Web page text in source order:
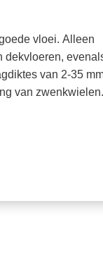
vloei. Alleen
dekvloeren,
van 2-35
van zwenkwielen.